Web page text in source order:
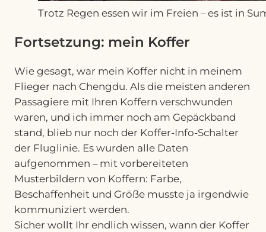
Trotz Regen essen wir im Freien – es ist in
Fortsetzung: mein Koffer
Wie gesagt, war mein Koffer nicht in meinem
Flieger nach Chengdu. Als die meisten anderen
Passagiere mit Ihren Koffern verschwunden
waren, und ich immer noch am Gepäckband
stand, blieb nur noch der Koffer-Info-Schalter
der Fluglinie. Es wurden alle Daten
aufgenommen – mit vorbereiteten
Musterbildern von Koffern: Farbe,
Beschaffenheit und Größe musste ja irgendwie
kommuniziert werden.
Sicher wollt Ihr endlich wissen, wann der Koffer